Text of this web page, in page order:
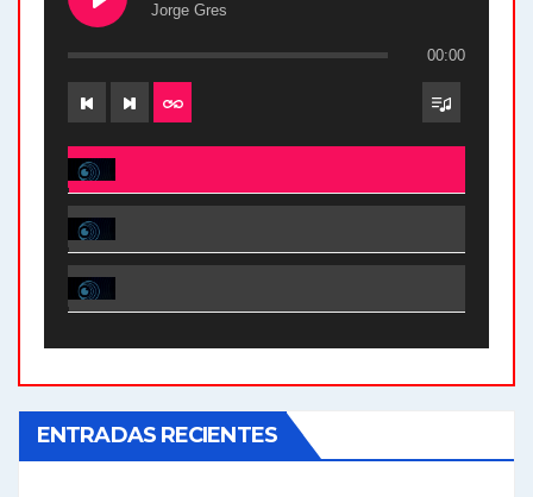
Jorge Gres
00:00
El Bucle News en Radio Gráfica. Bloque 2 . 28.04.24 - Jorge Gres
El Bucle News en Radio Gráfica. Bloque 1 . 28.04.24 - Jorge Gres
El Bucle News en Radio Gráfica. Bloque 2 . 21.04.24 - Jorge Gres
ENTRADAS RECIENTES